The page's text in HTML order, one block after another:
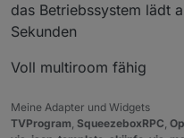
das Betriebssystem lädt
Sekunden
Voll multiroom fähig
Meine Adapter und Widgets
TVProgram, SqueezeboxRPC,